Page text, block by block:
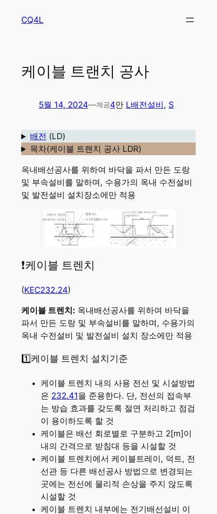
CQ4L
케이블 트랜치 공사
5월 14, 2024—제공4안 L배전설비 , S
배전 (LD)
목차(케이블 트랜치 공사 LDR)
옥내배선공사를 위하여 바닥을 파서 만든 도랑
및 부속설비를 말하며, 수용가의 옥내 수전설비
및 발전설비 설치장소에만 적용
❗케이블 트렌치
(KEC232.24)
케이블 트렌치: 옥내배선공사를 위하여 바닥을
파서 만든 도랑 및 부속설비를 말하며, 수용가의
옥내 수전설비 및 발전설비 설치 장소에만 적용
1️⃣케이블 트렌치 설치기준
케이블 트렌치 내의 사용 전선 및 시설방법
은 232.41을 준용한다. 단, 전선의 접속부
는 방습 효과를 갖도록 절연 처리하고 점검
이 용이하도록 할 것
케이블은 배선 회로별로 구분하고 2[m]이
내의 간격으로 받침대 등을 시설할 것
케이블 트렌치에서 케이블트레이, 덕트, 전
선관 등 다른 배선공사 방법으로 변경되는
곳에는 전선에 물리적 손상을 주지 않도록
시설할 것
케이블 트렌치 내부에는 전기배선설비 이